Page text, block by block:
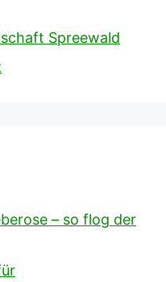
Spreewald
– so flog der